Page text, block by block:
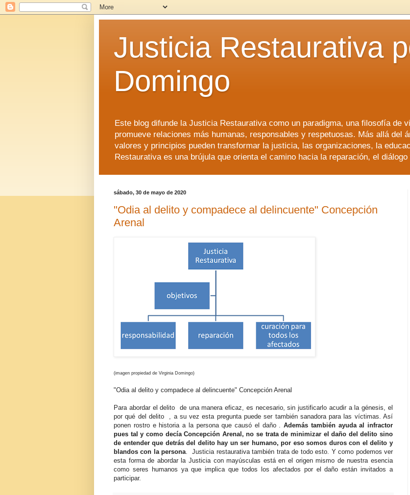
Justicia Restaurativa
Domingo
Este blog difunde la Justicia Restaurativa como un paradigma, una filosofía de
promueve relaciones más humanas, responsables y respetuosas. Más allá del
valores y principios pueden transformar la justicia, las organizaciones, la
Restaurativa es una brújula que orienta el camino hacia la reparación, el
sábado, 30 de mayo de 2020
"Odia al delito y compadece al delincuente" Concepción
Arenal
(imagen propiedad de Virginia Domingo)
"Odia al delito y compadece al delincuente" Concepción Arenal
Para abordar el delito de una manera eficaz, es necesario, sin justificarlo acudir a la génesis, el
por qué del delito , a su vez esta pregunta puede ser también sanadora para las víctimas. Así
ponen rostro e historia a la persona que causó el daño . Además también ayuda al infractor
pues tal y como decía Concepción Arenal, no se trata de minimizar el daño del delito sino
de entender que detrás del delito hay un ser humano, por eso somos duros con el delito y
blandos con la persona. Justicia restaurativa también trata de todo esto. Y como podemos ver
esta forma de abordar la Justicia con mayúsculas está en el origen mismo de nuestra esencia
como seres humanos ya que implica que todos los afectados por el daño están invitados a
participar.